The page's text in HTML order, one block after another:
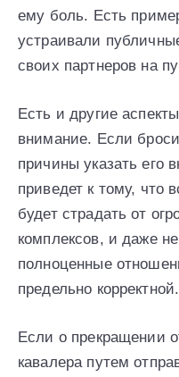
ему боль. Есть
устраивали
своих партнеров на
Есть и другие
внимание. Если
причины указать его
приведет к тому, что
будет страдать от
комплексов, и даже
полноценные
предельно корректной.
Если о прекращении
кавалера путем